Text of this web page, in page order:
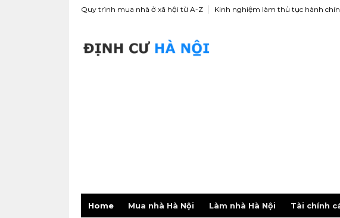
Quy trình mua nhà ở xã hội từ A-Z Kinh nghiệm làm thủ tục hành
Home Mua nhà Hà Nội Làm nhà Hà Nội Tài chính